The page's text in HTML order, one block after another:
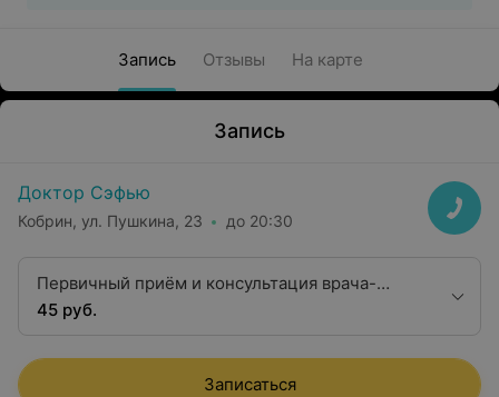
Запись Отзывы На карте
Запись
Доктор Сэфью
Кобрин, ул. Пушкина, 23 до 20:30
Первичный приём и консультация врача-
терапевта
45 руб.
Записаться